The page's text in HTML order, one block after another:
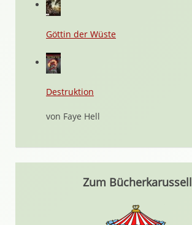
Göttin der Wüste
Destruktion
von Faye Hell
Zum Bücherkarussell